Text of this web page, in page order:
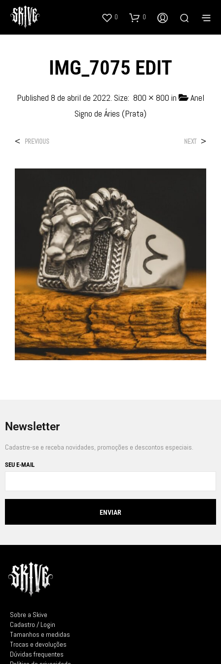
0 0
IMG_7075 EDIT
Published 8 de abril de 2022. Size: 800 × 800 in
Anel
Signo de Áries (Prata)
< PREVIOUS NEXT >
Newsletter
Cadastre-se e receba novidades, promoções e descontos especiais.
SEU E-MAIL
Sobre a Skive
Cadastro / Login
Tamanhos e medidas
Trocas e devoluções
Dúvidas frequentes